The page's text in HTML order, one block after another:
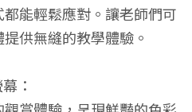
能輕鬆應對。讓老師們可
供無縫的教學體驗。
：